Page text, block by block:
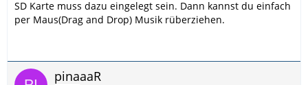
SD Karte muss dazu eingelegt sein. Dann kannst du einfach
per Maus(Drag and Drop) Musik rüberziehen.
pinaaaR